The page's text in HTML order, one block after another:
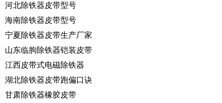
河北除铁器皮带型号
海南除铁器皮带型号
宁夏除铁器皮带生产厂家
山东临朐除铁器铠装皮带
江西皮带式电磁除铁器
湖北除铁器皮带跑偏口诀
甘肃除铁器橡胶皮带